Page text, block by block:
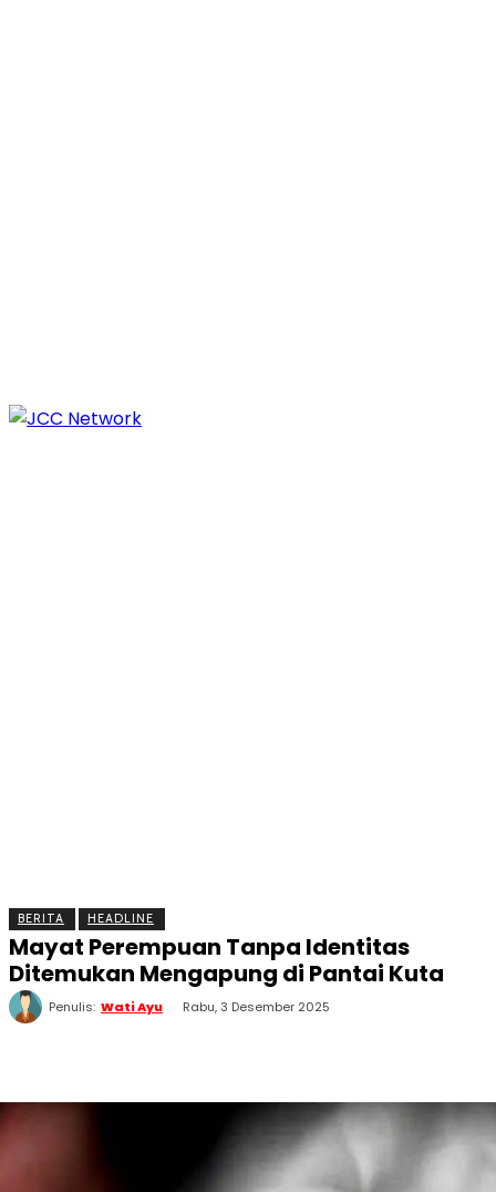
BERITA HEADLINE
Mayat Perempuan Tanpa Identitas
Ditemukan Mengapung di Pantai Kuta
Penulis: Wati Ayu Rabu, 3 Desember 2025